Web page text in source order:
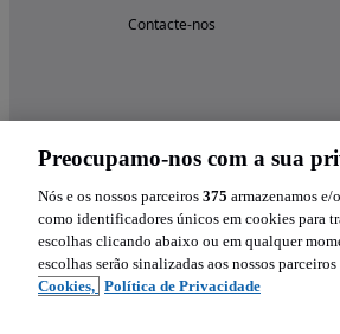
Contacte-nos
Preocupamo-nos com a sua
Nós e os nossos parceiros 375 armazenamos
como identificadores únicos em cookies para
escolhas clicando abaixo ou em qualquer
escolhas serão sinalizadas aos nossos
Cookies, Política de Privacidade